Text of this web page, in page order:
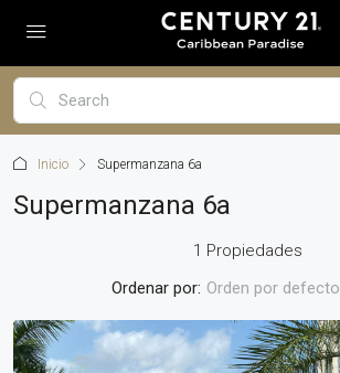
Inicio Supermanzana 6a
Supermanzana 6a
1 Propiedades
Ordenar por: Orden por defecto